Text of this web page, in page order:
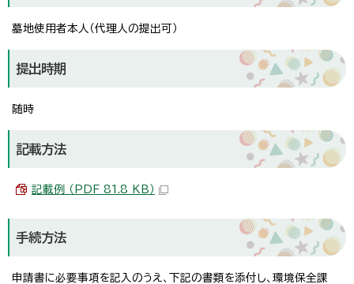
墓地使用者本人（代理人の提出可）
提出時期
随時
記載方法
記載例 （PDF 81.8 KB）
手続方法
申請書に必要事項を記入のうえ、下記の書類を添付し、環境保全課